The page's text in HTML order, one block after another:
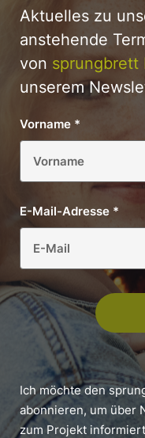
Aktuelles zu
anstehende
von sprungbrett
unserem
Vorname *
E-Mail-Adresse *
Ich möchte den
abonnieren, um über
zum Projekt